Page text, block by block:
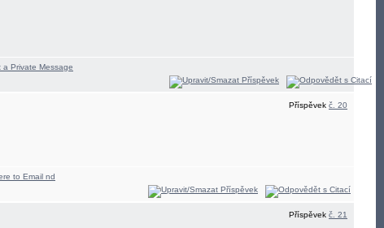
Příspěvek č. 20
Příspěvek č. 21